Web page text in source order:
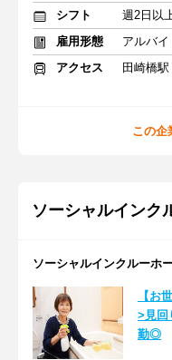
シフト
週2日以
雇用形態
アルバイ
アクセス
田崎橋駅
この企
ソーシャルインク
ソーシャルインクルーホ
【お
>見回
勤◎